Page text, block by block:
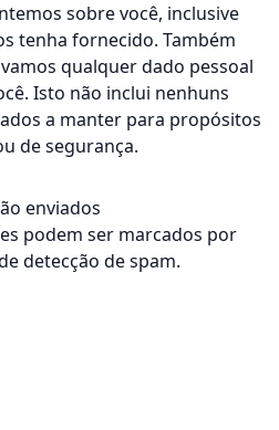
sobre você, inclusive
tenha fornecido. Também
qualquer dado pessoal
Isto não inclui nenhuns
a manter para propósitos
de segurança.
enviados
podem ser marcados por
detecção de spam.